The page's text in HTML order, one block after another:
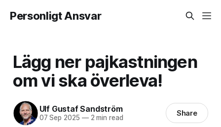
Personligt Ansvar
Lägg ner pajkastningen
om vi ska överleva!
Ulf Gustaf Sandström
07 Sep 2025 —2 min read Share